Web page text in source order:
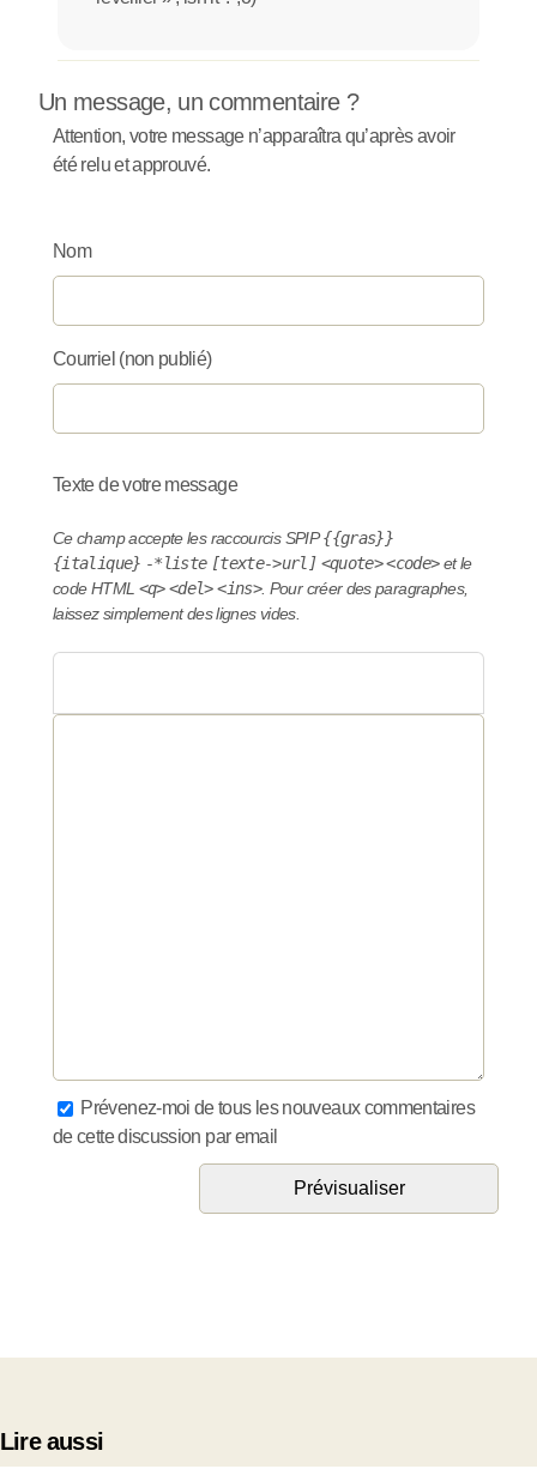
Un message, un commentaire ?
Attention, votre message n’apparaîtra qu’après avoir
été relu et approuvé.
Nom
Courriel (non publié)
Texte de votre message
Ce champ accepte les raccourcis SPIP{{gras}}
{italique} -*liste [texte->url] <quote> <code>et le
code HTML <q> <del> <ins>. Pour créer des paragraphes,
laissez simplement des lignes vides.
Prévenez-moi de tous les nouveaux commentaires
de cette discussion par email
Lire aussi